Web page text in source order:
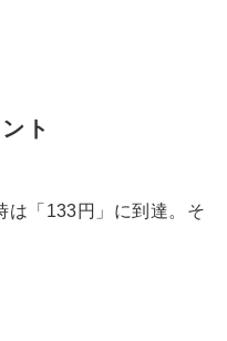
ト
は「133円」に到達。そ